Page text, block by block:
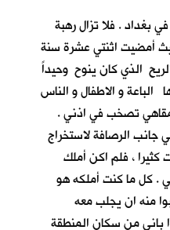
. فلا تزال رهبة
أمضيت اثنتي عشرة سنة
الذي كان ينوح وحيداً
الباعة و الاطفال و الناس
تصخب في اذني .
جانب الرصافة لاستخراج
كثيرا ، فلم اكن أملك
. كل ما كنت أملكه هو
منه ان يجلب معه
من سكان المنطقة